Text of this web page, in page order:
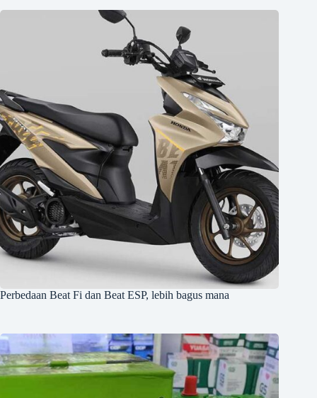
Perbedaan Beat Fi dan Beat ESP, lebih bagus mana